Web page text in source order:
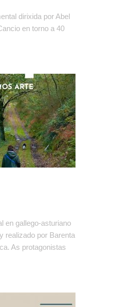
dirixida por Abel
en torno a 40
en gallego-asturiano
realizado por Barenta
As protagonistas